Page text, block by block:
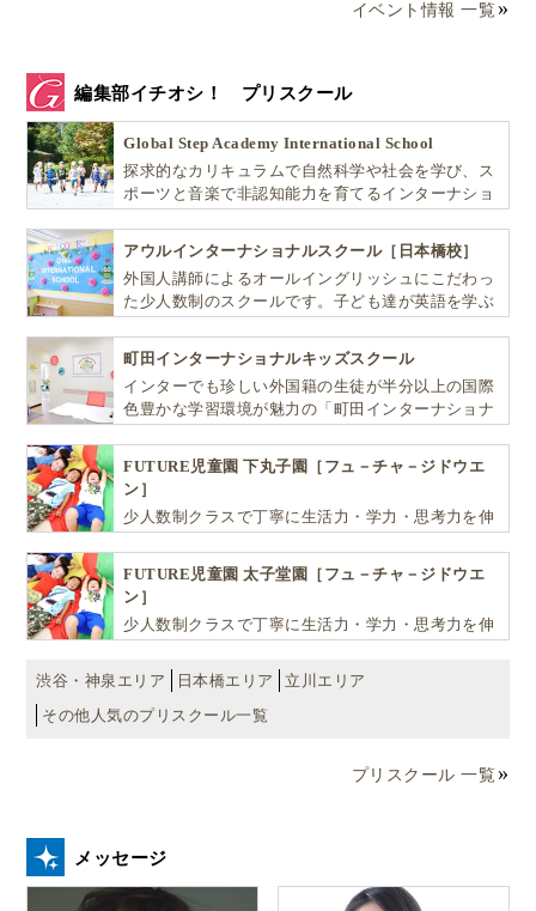
イベント情報 一覧
編集部イチオシ！ プリスクール
Global Step Academy International School
探求的なカリキュラムで自然科学や社会を学び、ス
ポーツと音楽で非認知能力を育てるインターナショ
アウルインターナショナルスクール［日本橋校］
外国人講師によるオールイングリッシュにこだわっ
た少人数制のスクールです。子ども達が英語を学ぶ
町田インターナショナルキッズスクール
インターでも珍しい外国籍の生徒が半分以上の国際
色豊かな学習環境が魅力の「町田インターナショナ
FUTURE児童園 下丸子園［フュ－チャ－ジドウエ
ン］
少人数制クラスで丁寧に生活力・学力・思考力を伸
FUTURE児童園 太子堂園［フュ－チャ－ジドウエ
ン］
少人数制クラスで丁寧に生活力・学力・思考力を伸
渋谷・神泉エリア
日本橋エリア
立川エリア
その他人気のプリスクール一覧
プリスクール 一覧
メッセージ